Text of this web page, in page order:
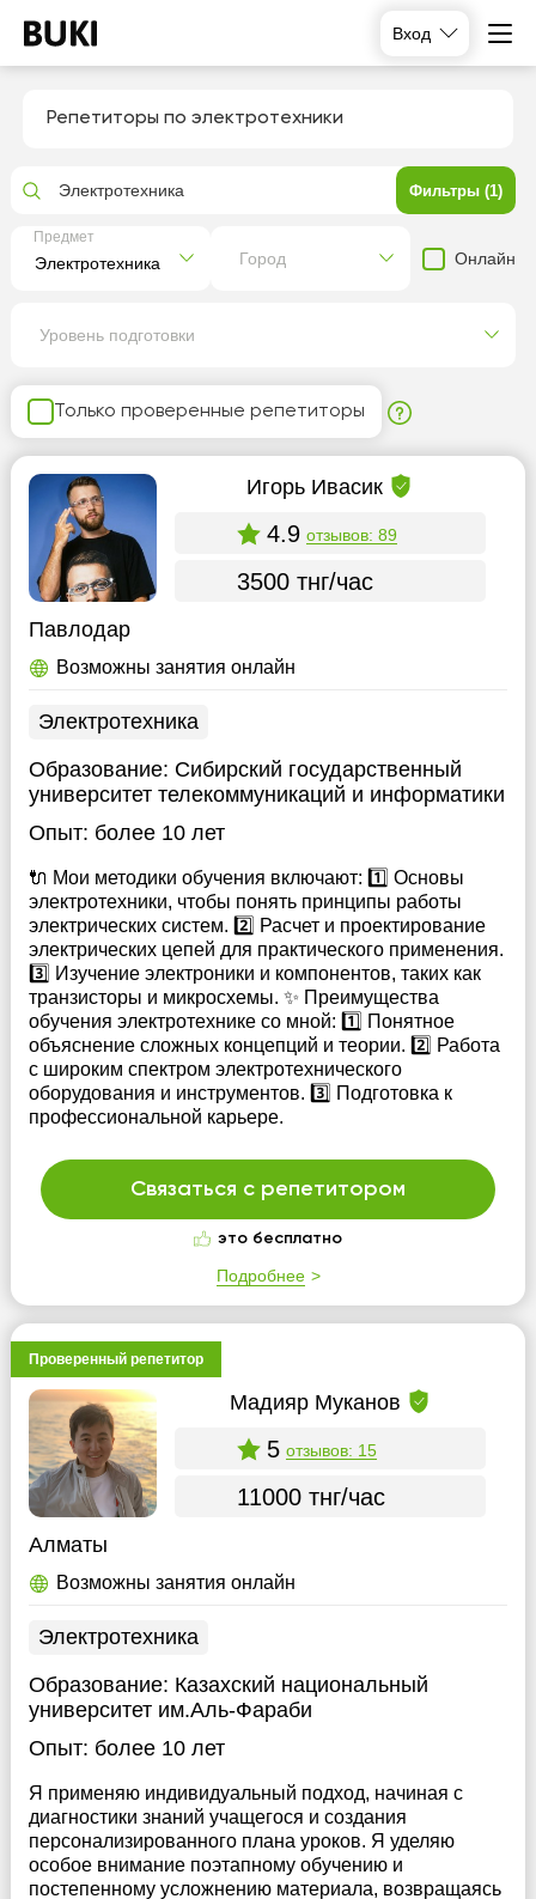
Вход
Репетиторы по электротехники
Только проверенные репетиторы
Игорь Ивасик
4.9 отзывов: 89
3500 тнг/час
Павлодар
Возможны занятия онлайн
Электротехника
Образование: Сибирский государственный
университет телекоммуникаций и информатики
Опыт: более 10 лет
🔌 Мои методики обучения включают: 1️⃣ Основы
электротехники, чтобы понять принципы работы
электрических систем. 2️⃣ Расчет и проектирование
электрических цепей для практического применения.
3️⃣ Изучение электроники и компонентов, таких как
транзисторы и микросхемы. ✨ Преимущества
обучения электротехнике со мной: 1️⃣ Понятное
объяснение сложных концепций и теории. 2️⃣ Работа
с широким спектром электротехнического
оборудования и инструментов. 3️⃣ Подготовка к
профессиональной карьере.
Связаться с репетитором
это бесплатно
Подробнее
Проверенный репетитор
Мадияр Муканов
5 отзывов: 15
11000 тнг/час
Алматы
Возможны занятия онлайн
Электротехника
Образование: Казахский национальный
университет им.Аль-Фараби
Опыт: более 10 лет
Я применяю индивидуальный подход, начиная с
диагностики знаний учащегося и создания
персонализированного плана уроков. Я уделяю
особое внимание поэтапному обучению и
постепенному усложнению материала, возвращаясь
Электротехника Фильтры (1)
Предмет
Город Онлайн
Уровень подготовки